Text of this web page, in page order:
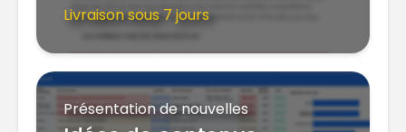
Livraison sous 7 jours
Présentation de nouvelles